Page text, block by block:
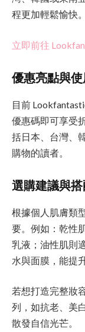
程更加輕鬆愉快。
立即前往
優惠亮點與
目前
優惠碼即可享受
括日本、台灣、
購物的讀者。
選購建議與
根據個人肌膚類
要。例如：乾性
乳液；油性肌則
水與面膜，能提
若想打造完整妝
列，如抗老、美
散發自信光芒。